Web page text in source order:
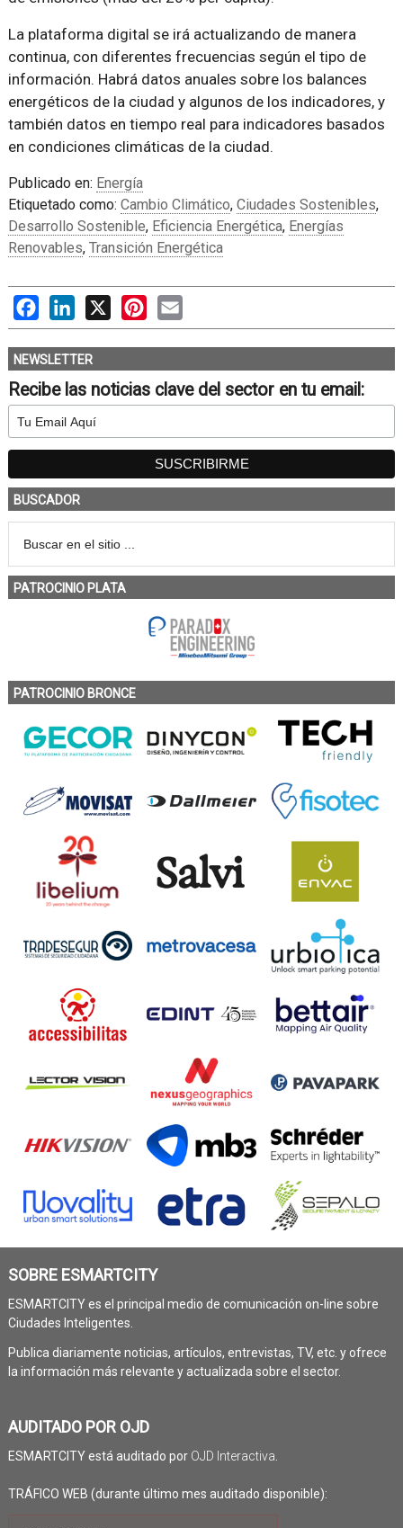
La plataforma digital se irá actualizando de manera
continua, con diferentes frecuencias según el tipo de
información. Habrá datos anuales sobre los balances
energéticos de la ciudad y algunos de los indicadores, y
también datos en tiempo real para indicadores basados
en condiciones climáticas de la ciudad.
Publicado en: Energía
Etiquetado como: Cambio Climático, Ciudades Sostenibles,
Desarrollo Sostenible, Eficiencia Energética, Energías
Renovables, Transición Energética
FacebookLinkedIn
X PinterestEmail
NEWSLETTER
Recibe las noticias clave del sector en tu email:
BUSCADOR
PATROCINIO PLATA
PATROCINIO BRONCE
SOBRE ESMARTCITY
ESMARTCITY es el principal medio de comunicación on-line sobre
Ciudades Inteligentes.
Publica diariamente noticias, artículos, entrevistas, TV, etc. y ofrece
la información más relevante y actualizada sobre el sector.
AUDITADO POR OJD
ESMARTCITY está auditado por OJD Interactiva.
TRÁFICO WEB (durante último mes auditado disponible):